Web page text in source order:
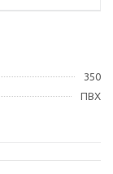
350
ПВХ